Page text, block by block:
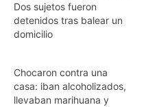
Dos sujetos fueron
detenidos tras balear un
domicilio
Chocaron contra una
casa: iban alcoholizados,
llevaban marihuana y